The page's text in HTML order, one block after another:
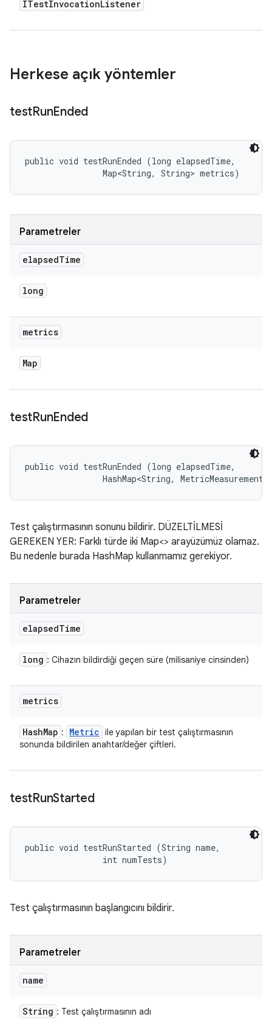
ITestInvocationListener
Herkese açık yöntemler
testRunEnded
public void testRunEnded (long elapsedTime,
                Map<String, String> metrics)
Parametreler
elapsedTime
long
metrics
Map
testRunEnded
public void testRunEnded (long elapsedTime,
HashMap<String,
Test çalıştırmasının sonunu bildirir. DÜZELTİLMESİ
GEREKEN YER: Farklı türde iki Map<> arayüzümüz olamaz.
Bu nedenle burada HashMap kullanmamız gerekiyor.
Parametreler
elapsedTime
long : Cihazın bildirdiği geçen süre (milisaniye cinsinden)
metrics
HashMap : Metric ile yapılan bir test çalıştırmasının
sonunda bildirilen anahtar/değer çiftleri.
testRunStarted
public void testRunStarted (String name,
                int numTests)
Test çalıştırmasının başlangıcını bildirir.
Parametreler
name
String : Test çalıştırmasının adı